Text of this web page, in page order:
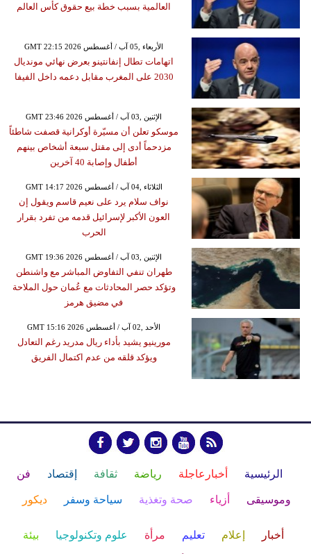
العالمية بسبب خطة بيع حقوق كأس العالم
GMT 22:15 2026 الأربعاء ,05 آب / أغسطس
اتهامات تطال إنفانتينو بعرض نهائي مونديال
2030 على المغرب مقابل دعمه داخل الفيفا
GMT 23:46 2026 الإثنين ,03 آب / أغسطس
موسكو تعلن أن مسيّرة أوكرانية قصفت شاطئاً
مزدحماً أدى إلى مقتل سبعة أشخاص بينهم
أطفال وإصابة 40 آخرين
GMT 14:17 2026 الثلاثاء ,04 آب / أغسطس
نواف سلام يرد على نعيم قاسم ويقول إن
العون الأكبر لإسرائيل قدمه من تفرد بقرار
الحرب
GMT 19:36 2026 الإثنين ,03 آب / أغسطس
طهران تنفي التفاوض المباشر مع واشنطن
وتؤكد حصر المحادثات مع عُمان حول الملاحة
في مضيق هرمز
GMT 15:16 2026 الأحد ,02 آب / أغسطس
مورينيو يشيد بأداء ريال مدريد رغم التعادل
ويؤكد قلقه من عدم اكتمال الفريق
الرئيسية أخبارعاجلة رياضة ثقافة إقتصاد فن
وموسيقى أزياء صحة وتغذية سياحة وسفر ديكور
أخبار إعلام تعليم مرأة علوم وتكنولوجيا بيئة